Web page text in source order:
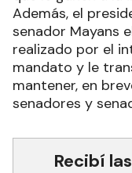
Además, el
senador Mayans
realizado por el
mandato y le
mantener, en
senadores y
Recibí